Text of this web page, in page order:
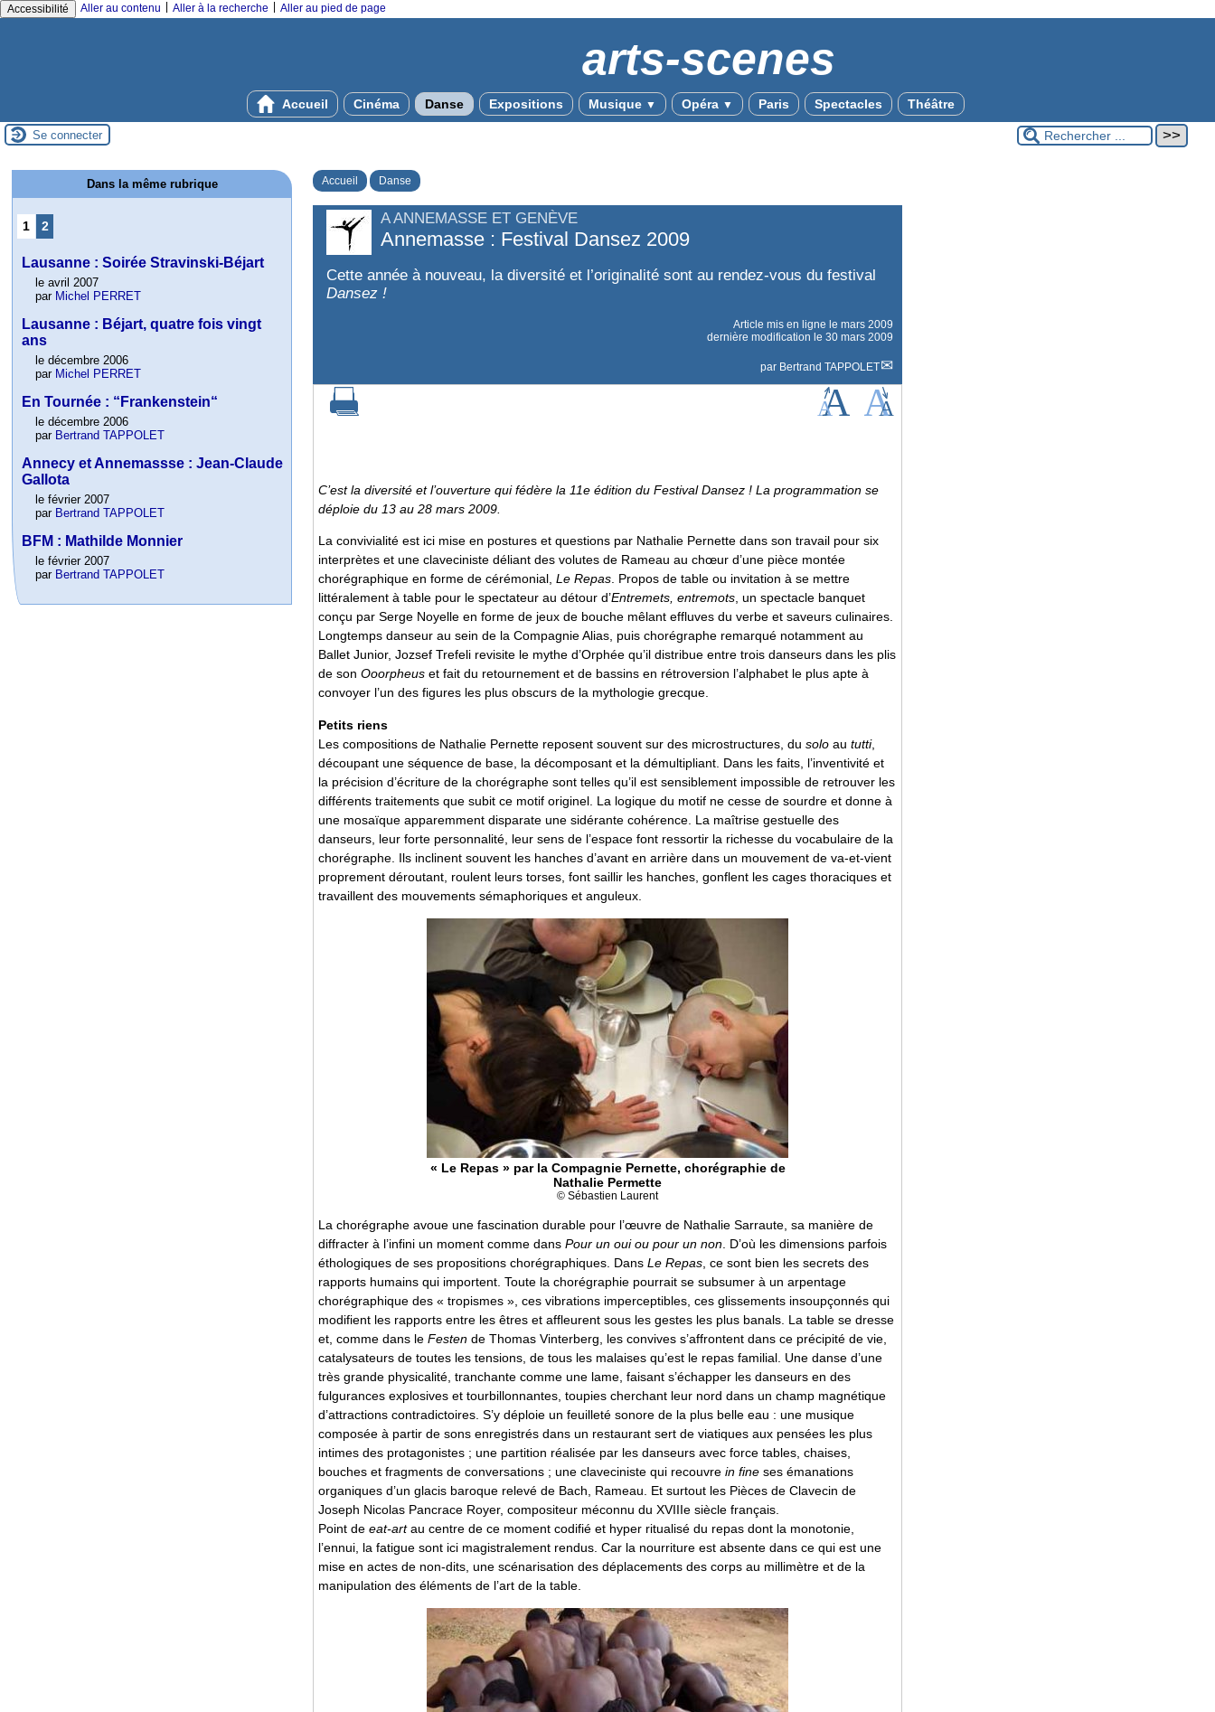
Accessibilité Aller au contenu Aller à la recherche Aller au pied de page
arts-scenes
Accueil Cinéma Danse Expositions Musique ▼ Opéra ▼ Paris Spectacles Théâtre
Se connecter
Accueil Danse
A ANNEMASSE ET GENÈVE
Annemasse : Festival Dansez 2009
Cette année à nouveau, la diversité et l’originalité sont au rendez-vous du festival
Dansez !
Article mis en ligne le mars 2009
dernière modification le 30 mars 2009
par Bertrand TAPPOLET
C’est la diversité et l’ouverture qui fédère la 11e édition du FestivalDansez ! La programmation se
déploie du 13 au 28 mars 2009.
La convivialité est ici mise en postures et questions par Nathalie Pernette dans son travail pour six
interprètes et une claveciniste déliant des volutes de Rameau au chœur d’une pièce montée
chorégraphique en forme de cérémonial, Le Repas. Propos de table ou invitation à se mettre
littéralement à table pour le spectateur au détour d’Entremets, entremots, un spectacle banquet
conçu par Serge Noyelle en forme de jeux de bouche mêlant effluves du verbe et saveurs culinaires.
Longtemps danseur au sein de la Compagnie Alias, puis chorégraphe remarqué notamment au
Ballet Junior, Jozsef Trefeli revisite le mythe d’Orphée qu’il distribue entre trois danseurs dans les plis
de son Ooorpheus et fait du retournement et de bassins en rétroversion l’alphabet le plus apte à
convoyer l’un des figures les plus obscurs de la mythologie grecque.
Petits riens
Les compositions de Nathalie Pernette reposent souvent sur des microstructures, du solo au tutti,
découpant une séquence de base, la décomposant et la démultipliant. Dans les faits, l’inventivité et
la précision d’écriture de la chorégraphe sont telles qu’il est sensiblement impossible de retrouver les
différents traitements que subit ce motif originel. La logique du motif ne cesse de sourdre et donne à
une mosaïque apparemment disparate une sidérante cohérence. La maîtrise gestuelle des
danseurs, leur forte personnalité, leur sens de l’espace font ressortir la richesse du vocabulaire de la
chorégraphe. Ils inclinent souvent les hanches d’avant en arrière dans un mouvement de va-et-vient
proprement déroutant, roulent leurs torses, font saillir les hanches, gonflent les cages thoraciques et
travaillent des mouvements sémaphoriques et anguleux.
« Le Repas » par la Compagnie Pernette, chorégraphie de
Nathalie Permette
© Sébastien Laurent
La chorégraphe avoue une fascination durable pour l’œuvre de Nathalie Sarraute, sa manière de
diffracter à l’infini un moment comme dans Pour un oui ou pour un non . D’où les dimensions parfois
éthologiques de ses propositions chorégraphiques. Dans Le Repas , ce sont bien les secrets des
rapports humains qui importent. Toute la chorégraphie pourrait se subsumer à un arpentage
chorégraphique des « tropismes », ces vibrations imperceptibles, ces glissements insoupçonnés qui
modifient les rapports entre les êtres et affleurent sous les gestes les plus banals. La table se dresse
et, comme dans le Festen de Thomas Vinterberg, les convives s’affrontent dans ce précipité de vie,
catalysateurs de toutes les tensions, de tous les malaises qu’est le repas familial. Une danse d’une
très grande physicalité, tranchante comme une lame, faisant s’échapper les danseurs en des
fulgurances explosives et tourbillonnantes, toupies cherchant leur nord dans un champ magnétique
d’attractions contradictoires. S’y déploie un feuilleté sonore de la plus belle eau : une musique
composée à partir de sons enregistrés dans un restaurant sert de viatiques aux pensées les plus
intimes des protagonistes ; une partition réalisée par les danseurs avec force tables, chaises,
bouches et fragments de conversations ; une claveciniste qui recouvre in fine ses émanations
organiques d’un glacis baroque relevé de Bach, Rameau. Et surtout les Pièces de Clavecin de
Joseph Nicolas Pancrace Royer, compositeur méconnu du XVIIIe siècle français.
Point de eat-artau centre de ce moment codifié et hyper ritualisé du repas dont la monotonie,
l’ennui, la fatigue sont ici magistralement rendus. Car la nourriture est absente dans ce qui est une
mise en actes de non-dits, une scénarisation des déplacements des corps au millimètre et de la
manipulation des éléments de l’art de la table.
Dans la même rubrique
1 2
Lausanne : Soirée Stravinski-Béjart
le avril 2007
par Michel PERRET
Lausanne : Béjart, quatre fois vingt
ans
le décembre 2006
par Michel PERRET
En Tournée : “Frankenstein“
le décembre 2006
par Bertrand TAPPOLET
Annecy et Annemassse : Jean-Claude
Gallota
le février 2007
par Bertrand TAPPOLET
BFM : Mathilde Monnier
le février 2007
par Bertrand TAPPOLET